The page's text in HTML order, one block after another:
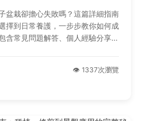
盆栽卻擔心失敗嗎？這篇詳細指南
擇到日常養護，一步步教你如何成
含常見問題解答、個人經驗分享和
👁️ 1337次瀏覽